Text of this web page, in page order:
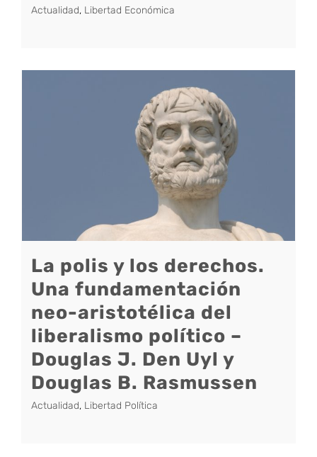
Actualidad, Libertad Económica
La polis y los derechos.
Una fundamentación
neo-aristotélica del
liberalismo político –
Douglas J. Den Uyl y
Douglas B. Rasmussen
Actualidad, Libertad Política